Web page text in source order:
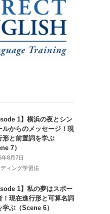
1】横浜の夜とシン
ルからのメッセージ！現
形と前置詞を学ぶ
7）
年8月7日
ディング学習法
1】私の夢はスポー
！現在進行形と可算名詞
ぶ（Scene 6）